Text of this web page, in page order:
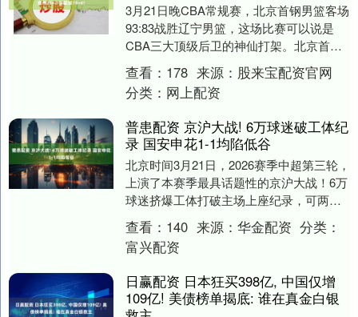
3月21日晚CBA常规赛，北京首钢男篮客场
93:83战胜辽宁男篮，这场比赛可以说是
CBA三大顶级后卫的神仙打架。北京首钢
男篮的赵睿、陈盈骏，辽宁男篮赵继伟，
发挥....
查看： 178 来源： 股来宝配资官网
分类： 网上配资
普患配资 京沪大战! 6万球迷破工体纪
录 国安申花1-1均陷低谷
北京时间3月21日，2026赛季中超第三轮，
上演了本赛季最具话题性的京沪大战！6万
球迷挤爆工体打破主场上座纪录，可两支
被罚分的老牌豪门，最终却在主场1-1握手
言....
查看： 140 来源： 华金配资 分类：
富兴配资
日赢配资 日本狂买398亿, 中国仅增
109亿! 美债榜单揭底: 谁在真金白银